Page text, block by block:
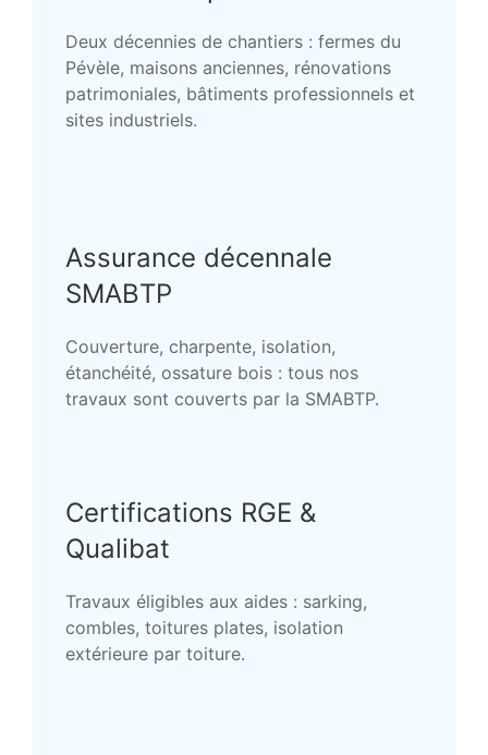
Deux décennies de chantiers : fermes du
Pévèle, maisons anciennes, rénovations
patrimoniales, bâtiments professionnels et
sites industriels.
Assurance décennale
SMABTP
Couverture, charpente, isolation,
étanchéité, ossature bois : tous nos
travaux sont couverts par la SMABTP.
Certifications RGE &
Qualibat
Travaux éligibles aux aides : sarking,
combles, toitures plates, isolation
extérieure par toiture.